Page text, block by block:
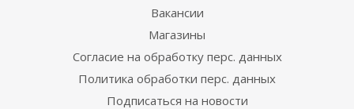
Вакансии
Магазины
Согласие на обработку перс. данных
Политика обработки перс. данных
Подписаться на новости